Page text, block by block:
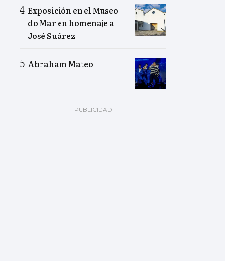
Exposición en el Museo
do Mar en homenaje a
José Suárez
Abraham Mateo